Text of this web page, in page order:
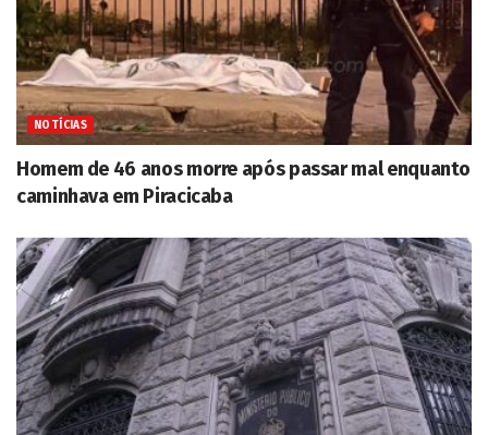
NOTÍCIAS
Homem de 46 anos morre após passar mal enquanto
caminhava em Piracicaba